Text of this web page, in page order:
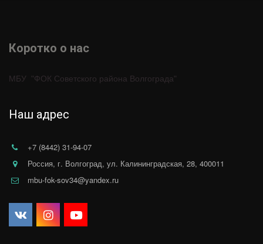
Коротко о нас
МБУ  "ФОК Советского района Волгограда"
Наш адрес
+7 (8442) 31-94-07
Россия, г. Волгоград, ул. Калининградская, 28, 400011
mbu-fok-sov34@yandex.ru